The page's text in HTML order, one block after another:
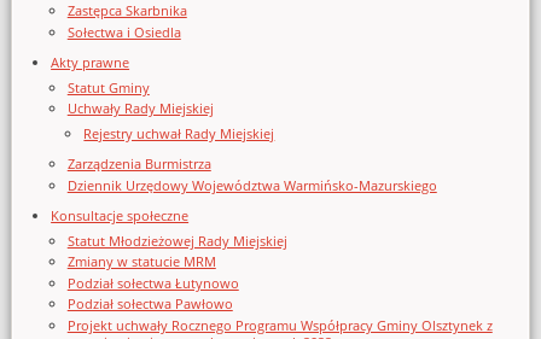
Zastępca Skarbnika
Sołectwa i Osiedla
Akty prawne
Statut Gminy
Uchwały Rady Miejskiej
Rejestry uchwał Rady Miejskiej
Zarządzenia Burmistrza
Dziennik Urzędowy Województwa Warmińsko-Mazurskiego
Konsultacje społeczne
Statut Młodzieżowej Rady Miejskiej
Zmiany w statucie MRM
Podział sołectwa Łutynowo
Podział sołectwa Pawłowo
Projekt uchwały Rocznego Programu Współpracy Gminy Olsztynek z